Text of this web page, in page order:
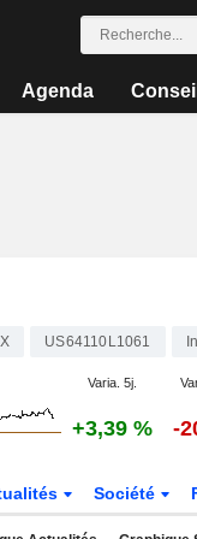
Agenda
US64110L1061
Varia. 5j.
+3,39 % -
Société